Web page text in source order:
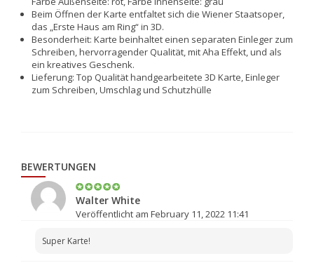
Beim Öffnen der Karte entfaltet sich die Wiener Staatsoper,
das „Erste Haus am Ring“ in 3D.
Besonderheit: Karte beinhaltet einen separaten Einleger zum
Schreiben, hervorragender Qualität, mit Aha Effekt, und als
ein kreatives Geschenk.
Lieferung: Top Qualität handgearbeitete 3D Karte, Einleger
zum Schreiben, Umschlag und Schutzhülle
BEWERTUNGEN
Walter White
Veröffentlicht am February 11, 2022 11:41
Super Karte!